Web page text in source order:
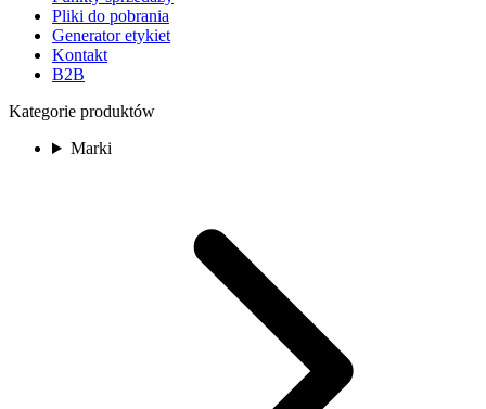
Pliki do pobrania
Generator etykiet
Kontakt
B2B
Kategorie produktów
Marki